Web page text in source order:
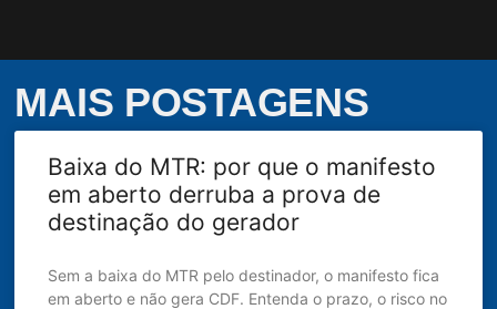
MAIS POSTAGENS
Baixa do MTR: por que o manifesto
em aberto derruba a prova de
destinação do gerador
Sem a baixa do MTR pelo destinador, o manifesto fica
em aberto e não gera CDF. Entenda o prazo, o risco no